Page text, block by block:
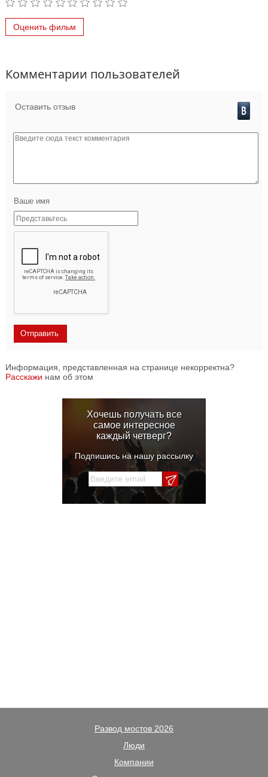
Оценить фильм
Комментарии пользователей
Оставить отзыв
Ваше имя
Информация, представленная на странице некорректна?
Расскажи нам об этом
Хочешь получать все
самое интересное
каждый четверг?
Подпишись на нашу рассылку
Развод мостов 2026
Люди
Компании